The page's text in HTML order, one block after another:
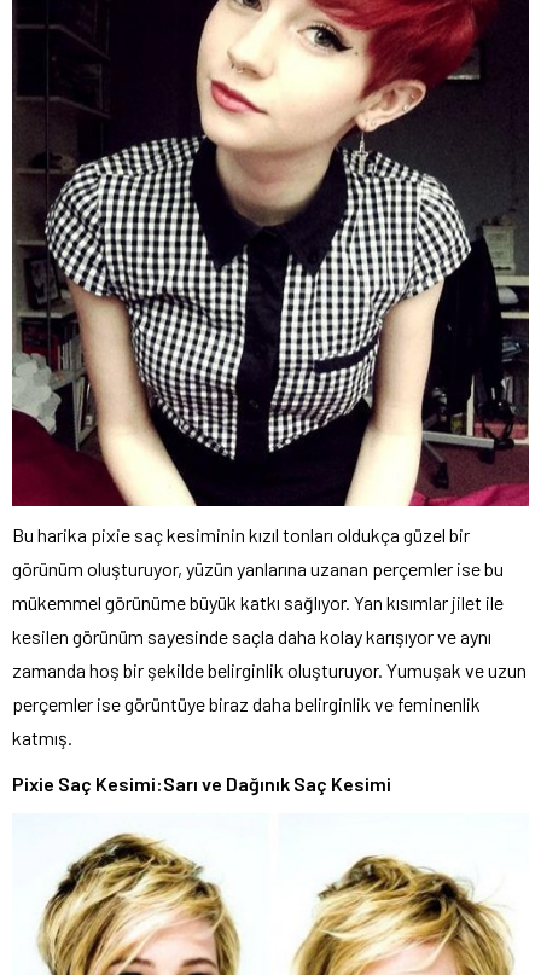
Bu harika pixie saç kesiminin kızıl tonları oldukça güzel bir
görünüm oluşturuyor, yüzün yanlarına uzanan perçemler ise bu
mükemmel görünüme büyük katkı sağlıyor. Yan kısımlar jilet ile
kesilen görünüm sayesinde saçla daha kolay karışıyor ve aynı
zamanda hoş bir şekilde belirginlik oluşturuyor. Yumuşak ve uzun
perçemler ise görüntüye biraz daha belirginlik ve feminenlik
katmış.
Pixie Saç Kesimi:Sarı ve Dağınık Saç Kesimi